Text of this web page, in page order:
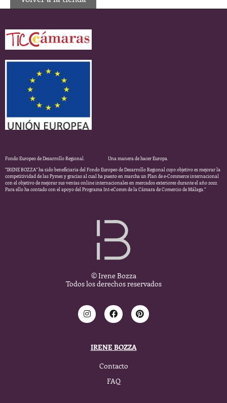
Fondo Europeo de Desarrollo Regional. Una manera de hacer Europa.
“IRENE BOZZA” ha sido beneficiaria del Fondo Europeo de Desarrollo Regional cuyo objetivo es mejorar la
competitividad de las Pymes y gracias al cual ha puesto en marcha un Plan de e-Commerce internacional
con el objetivo de mejorar sus ventas online internacionales en mercados exteriores durante el año 2022.
Para ello ha contado con el apoyo del Programa Int-eComm de la Cámara de Comercio de Málaga.”
© Irene Bozza
Todos los derechos reservados
IRENE BOZZA
Contacto
FAQ